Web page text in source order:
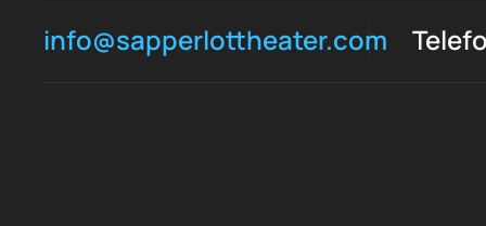
info@sapperlottheater.com